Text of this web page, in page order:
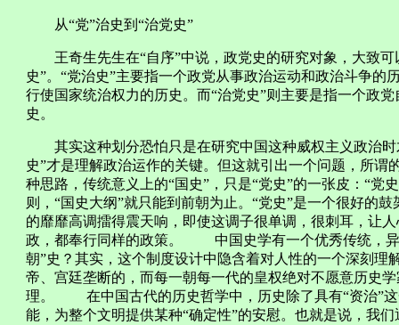
从“党”治史到“治党史”
王奇生先生在“自序”中说，政党史的研究对象，大致可
史”。“党治史”主要指一个政党从事政治运动和政治斗争
行使国家统治权力的历史。而“治党史”则主要是指一个政
史。
其实这种划分恐怕只是在研究中国这种威权主义政治时
史”才是理解政治运作的关键。但这就引出一个问题，所谓
种思路，传统意义上的“国史”，只是“党史”的一张皮：“党
则，“国史大纲”就只能到前朝为止。“党史”是一个很好的
的靡靡高调擂得震天响，即使这调子很单调，很刺耳，让
政，都奉行同样的政策。 中国史学有一个优秀传统，异
朝”史？其实，这个制度设计中隐含着对人性的一个深刻理
帝、宫廷垄断的，而每一朝每一代的皇权绝对不愿意历史
理。 在中国古代的历史哲学中，历史除了具有“资治”这
能，为整个文明提供某种“确定性”的安慰。也就是说，我